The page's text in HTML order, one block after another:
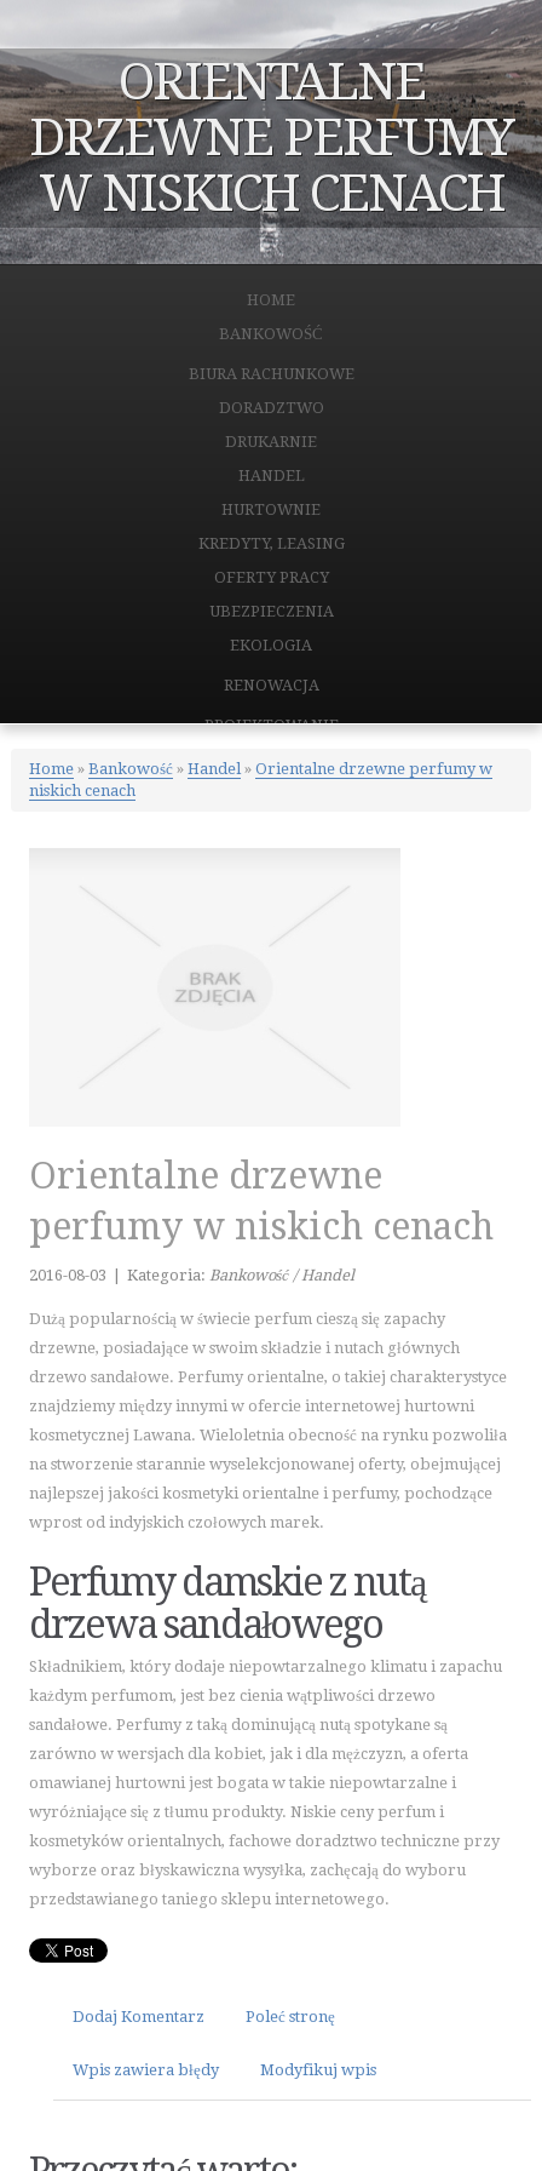
ORIENTALNE
DRZEWNE PERFUMY
W NISKICH CENACH
HOME
BANKOWOŚĆ
BIURA RACHUNKOWE
DORADZTWO
DRUKARNIE
HANDEL
HURTOWNIE
KREDYTY, LEASING
OFERTY PRACY
UBEZPIECZENIA
EKOLOGIA
RENOWACJA
PROJEKTOWANIE
REMONTY, ELEKTRYK, HYDRAULIK
KLIMATYZACJA I WENTYLACJA
DOMY, MIESZKANIA
PLACÓWKI EDUKACYJNE
KURSY I SZKOLENIA
TŁUMACZENIA
E-SPRZEDAŻ
BIŻUTERIA
MEBLE
WYPOSAŻENIE WNĘTRZ
WYPOSAŻENIE ŁAZIENKI
ODZIEŻ
SPORT
ELEKTRONIKA, RTV, AGD
OGRÓD, ROŚLINY
CHEMIA
ART. SPOŻYWCZE
INNE SKLEPY
ELEKTRONARZĘDZIA
MASZYNY
NARZĘDZIA
PRZEMYSŁ METALOWY
MOTORYZACJA
TRANSPORT
USŁUGI MOTORYZACYJNE
PUBLIC RELATIONS
MATERIAŁY REKLAMOWE
Home» Bankowość» Handel» Orientalne drzewne perfumy w
niskich cenach
Orientalne drzewne
perfumy w niskich cenach
2016-08-03 Kategoria: Bankowość / Handel
Dużą popularnością w świecie perfum cieszą się zapachy
drzewne, posiadające w swoim składzie i nutach głównych
drzewo sandałowe. Perfumy orientalne, o takiej charakterystyce
znajdziemy między innymi w ofercie internetowej hurtowni
kosmetycznej Lawana. Wieloletnia obecność na rynku pozwoliła
na stworzenie starannie wyselekcjonowanej oferty, obejmującej
najlepszej jakości kosmetyki orientalne i perfumy, pochodzące
wprost od indyjskich czołowych marek.
Perfumy damskie z nutą
drzewa sandałowego
Składnikiem, który dodaje niepowtarzalnego klimatu i zapachu
każdym perfumom, jest bez cienia wątpliwości drzewo
sandałowe. Perfumy z taką dominującą nutą spotykane są
zarówno w wersjach dla kobiet, jak i dla mężczyzn, a oferta
omawianej hurtowni jest bogata w takie niepowtarzalne i
wyróżniające się z tłumu produkty. Niskie ceny perfum i
kosmetyków orientalnych, fachowe doradztwo techniczne przy
wyborze oraz błyskawiczna wysyłka, zachęcają do wyboru
przedstawianego taniego sklepu internetowego.
Dodaj Komentarz Poleć stronę
Wpis zawiera błędy Modyfikuj wpis